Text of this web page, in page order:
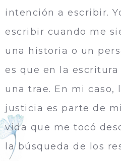
intención a escribir.
escribir cuando me
una historia o un
es que en la
una trae. En mi caso,
justicia es parte de
vida que me tocó
la búsqueda de los